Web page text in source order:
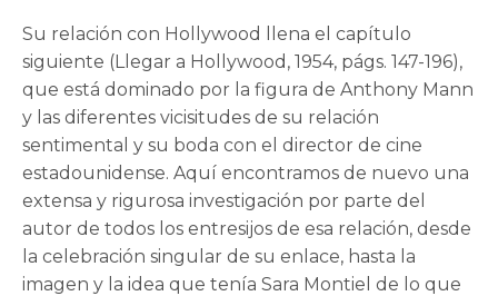
Su relación con Hollywood llena el capítulo
siguiente (Llegar a Hollywood, 1954, págs. 147-196),
que está dominado por la figura de Anthony Mann
y las diferentes vicisitudes de su relación
sentimental y su boda con el director de cine
estadounidense. Aquí encontramos de nuevo una
extensa y rigurosa investigación por parte del
autor de todos los entresijos de esa relación, desde
la celebración singular de su enlace, hasta la
imagen y la idea que tenía Sara Montiel de lo que